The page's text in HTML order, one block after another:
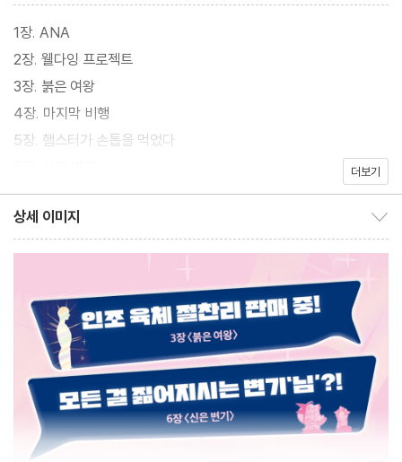
양한 세계관과 작화를 선보여온 봉봉 작가의 첫 작품집 《웰다잉 프
로젝트》가 출간되었다. 봉봉 작가는 스릴러 장르 특유의 섬뜩함과
‘서술트릭’(소설 내에 글과 구성으로 트릭을 만들고, 동시에 힌트를
주며 독자를 속이는 추리소설의 한 장르)을 절묘하게 사용해 독자들
에게 신선한 충격을 안겨주는 작품들로 호평을 받아왔다. 장르물을
좋아하는 많은 독자들이 ‘띵작’으로 꼽은 미스터리 웹툰 〈회색 방, 소
녀〉, 가상현실이 일상화되고 인공지능이 발달한 근미래에 펼쳐지는
‘게임빙의물’이자 SF 웹툰인 〈후궁공략〉 등이 그러하다.
궁의 상용화까지, 작가의 탁월한 상상력과 통찰력을 기반으로 한 그
로테스크하면서도 긴장감 넘치는 이야기 6편이 실린다.
1장. ANA
2장. 웰다잉 프로젝트
3장. 붉은 여왕
4장. 마지막 비행
5장. 햄스터가 손톱을 먹었다
더보기
상세 이미지